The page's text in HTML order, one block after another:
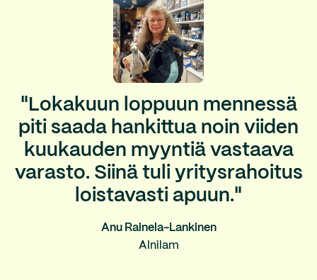
"Lokakuun loppuun mennessä
piti saada hankittua noin viiden
kuukauden myyntiä vastaava
varasto. Siinä tuli yritysrahoitus
loistavasti apuun."
Anu Rainela-Lankinen
Alnilam